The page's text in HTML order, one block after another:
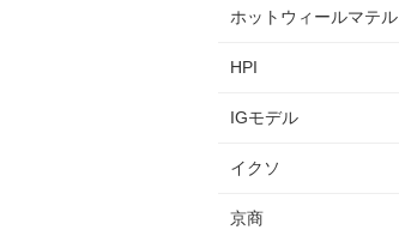
ホットウィールマテル
HPI
IGモデル
イクソ
京商